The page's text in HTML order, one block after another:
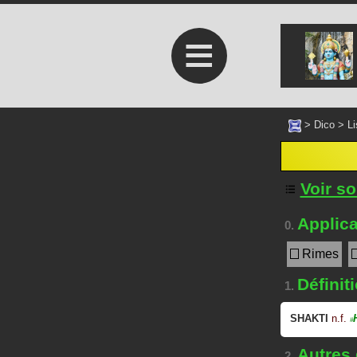
≡
> Dico >
Voir
0.
Rimes
1.
SHAKTI n.f. #